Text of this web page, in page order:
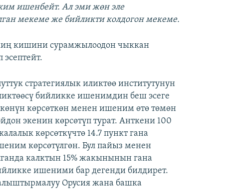
ишенбейт. Ал эми жөн эле
мекеме же бийликти колдогон мекеме.
кишини сурамжылоодон чыккан
стратегиялык иликтөө институтунун
бийликке ишенимдин беш эсеге
көрсөткөн менен ишеним өтө төмөн
экенин көрсөтүп турат. Анткени 100
көрсөткүчтө 14.7 пункт гана
көрсөтүлгөн. Бул пайыз менен
калктын 15% жакынынын гана
ишеними бар дегенди билдирет.
Орусия жана башка